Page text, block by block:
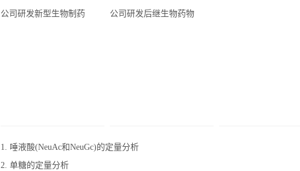
公司研发新型生物制药 公司研发后继生物药物
1. 唾液酸(NeuAc和NeuGc)的定量分析
2. 单糖的定量分析